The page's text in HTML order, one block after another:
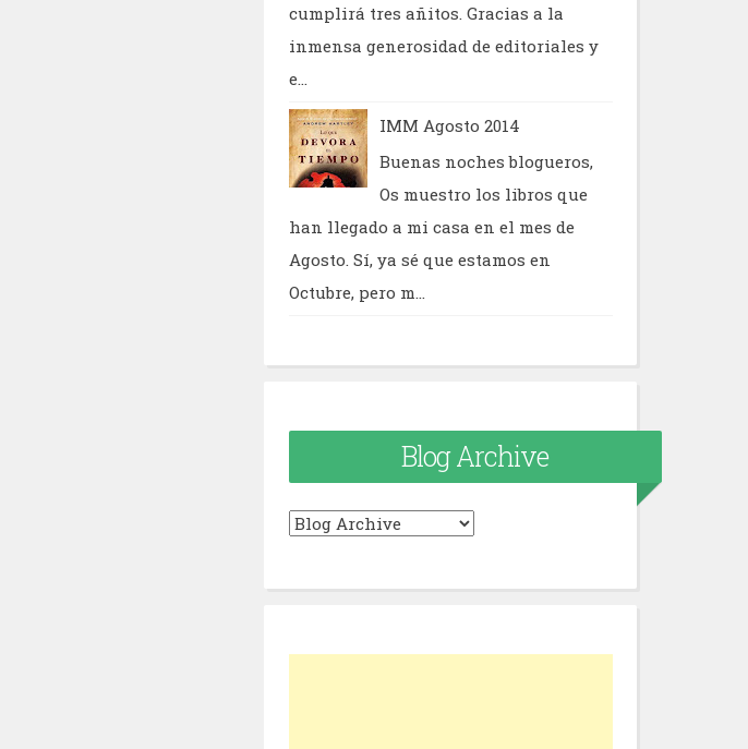
cumplirá tres añitos. Gracias a la
inmensa generosidad de editoriales y
e...
IMM Agosto 2014
Buenas noches blogueros,
Os muestro los libros que
han llegado a mi casa en el mes de
Agosto. Sí, ya sé que estamos en
Octubre, pero m...
Blog Archive